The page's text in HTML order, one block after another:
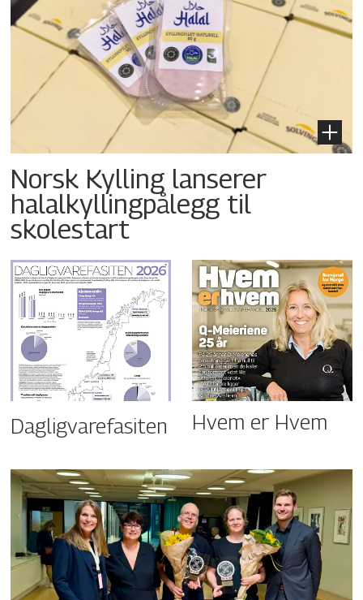
Norsk Kylling lanserer
halalkyllingpålegg til
skolestart
Dagligvarefasiten Hvem er Hvem